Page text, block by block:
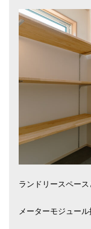
ランドリースペース
メーターモジュー